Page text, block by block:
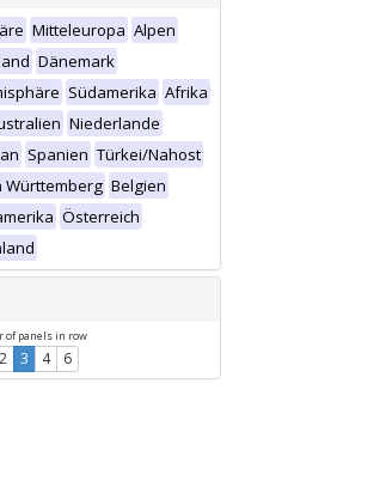
Mitteleuropa Alpen
Dänemark
Südamerika Afrika
Niederlande
Spanien Türkei/Nahost
Württemberg Belgien
Österreich
of panels in row
2 3 4 6